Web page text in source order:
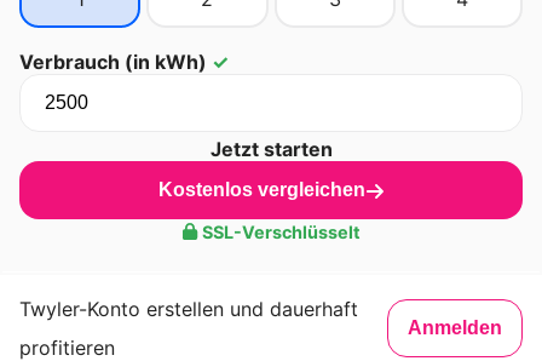
Verbrauch (in kWh) ✓
Jetzt starten
Kostenlos vergleichen
SSL-Verschlüsselt
Twyler-Konto erstellen und dauerhaft
profitieren
Anmelden